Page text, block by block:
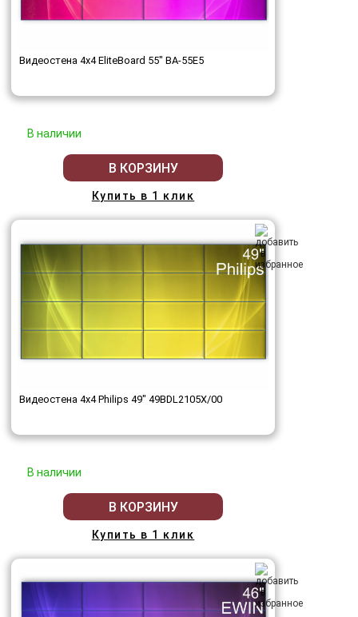
Видеостена 4x4 EliteBoard 55" BA-55E5
В наличии
В КОРЗИНУ
Купить в 1 клик
Видеостена 4x4 Philips 49" 49BDL2105X/00
В наличии
В КОРЗИНУ
Купить в 1 клик